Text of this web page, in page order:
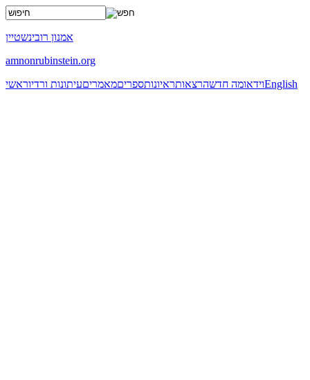
אמנון רובינשטיין
amnonrubinstein.org
x
ראשיעיתונות ורדיומאמריםספריםראיונותהרצאותמה חדשוידאוEnglish